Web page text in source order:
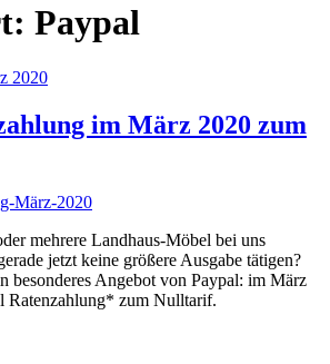
Paypal
2020
im März 2020 zum
mehrere Landhaus-Möbel bei uns
jetzt keine größere Ausgabe tätigen?
besonderes Angebot von Paypal: im März
Ratenzahlung* zum Nulltarif.